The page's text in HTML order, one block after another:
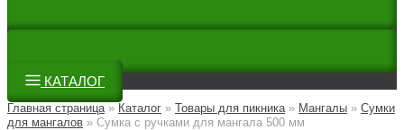
КАТАЛОГ
Главная страница» Каталог » Товары для пикника» Мангалы » Сумки
для мангалов » Сумка с ручками для мангала 500 мм